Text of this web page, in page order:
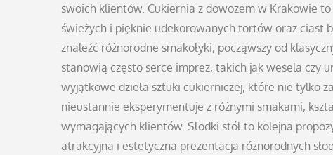
swoich klientów. Cukiernia z dowozem w Krakowie
świeżych i pięknie udekorowanych tortów oraz ciast
znaleźć różnorodne smakołyki, począwszy od
stanowią często serce imprez, takich jak wesela czy
wyjątkowe dzieła sztuki cukierniczej, które nie tylko
nieustannie eksperymentuje z różnymi smakami,
wymagających klientów. Słodki stół to kolejna
atrakcyjna i estetyczna prezentacja różnorodnych